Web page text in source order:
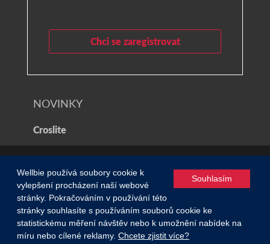
Chci se zaregistrovat
NOVINKY
Croslite
© 2021 Wellbie
Zásady ochrany osobních údajů a soubory cookie/
Všeobecné obchodní podmínky
NAJÍT PRODUKT KONTAKT PŘIHLÁSIT SE
Souhlasím
Wellbie používá soubory cookie k
vylepšení procházení naší webové
stránky. Pokračováním v používání této
stránky souhlasíte s používáním souborů cookie ke
statistickému měření návštěv nebo k umožnění nabídek na
míru nebo cílené reklamy. Chcete zjistit více?